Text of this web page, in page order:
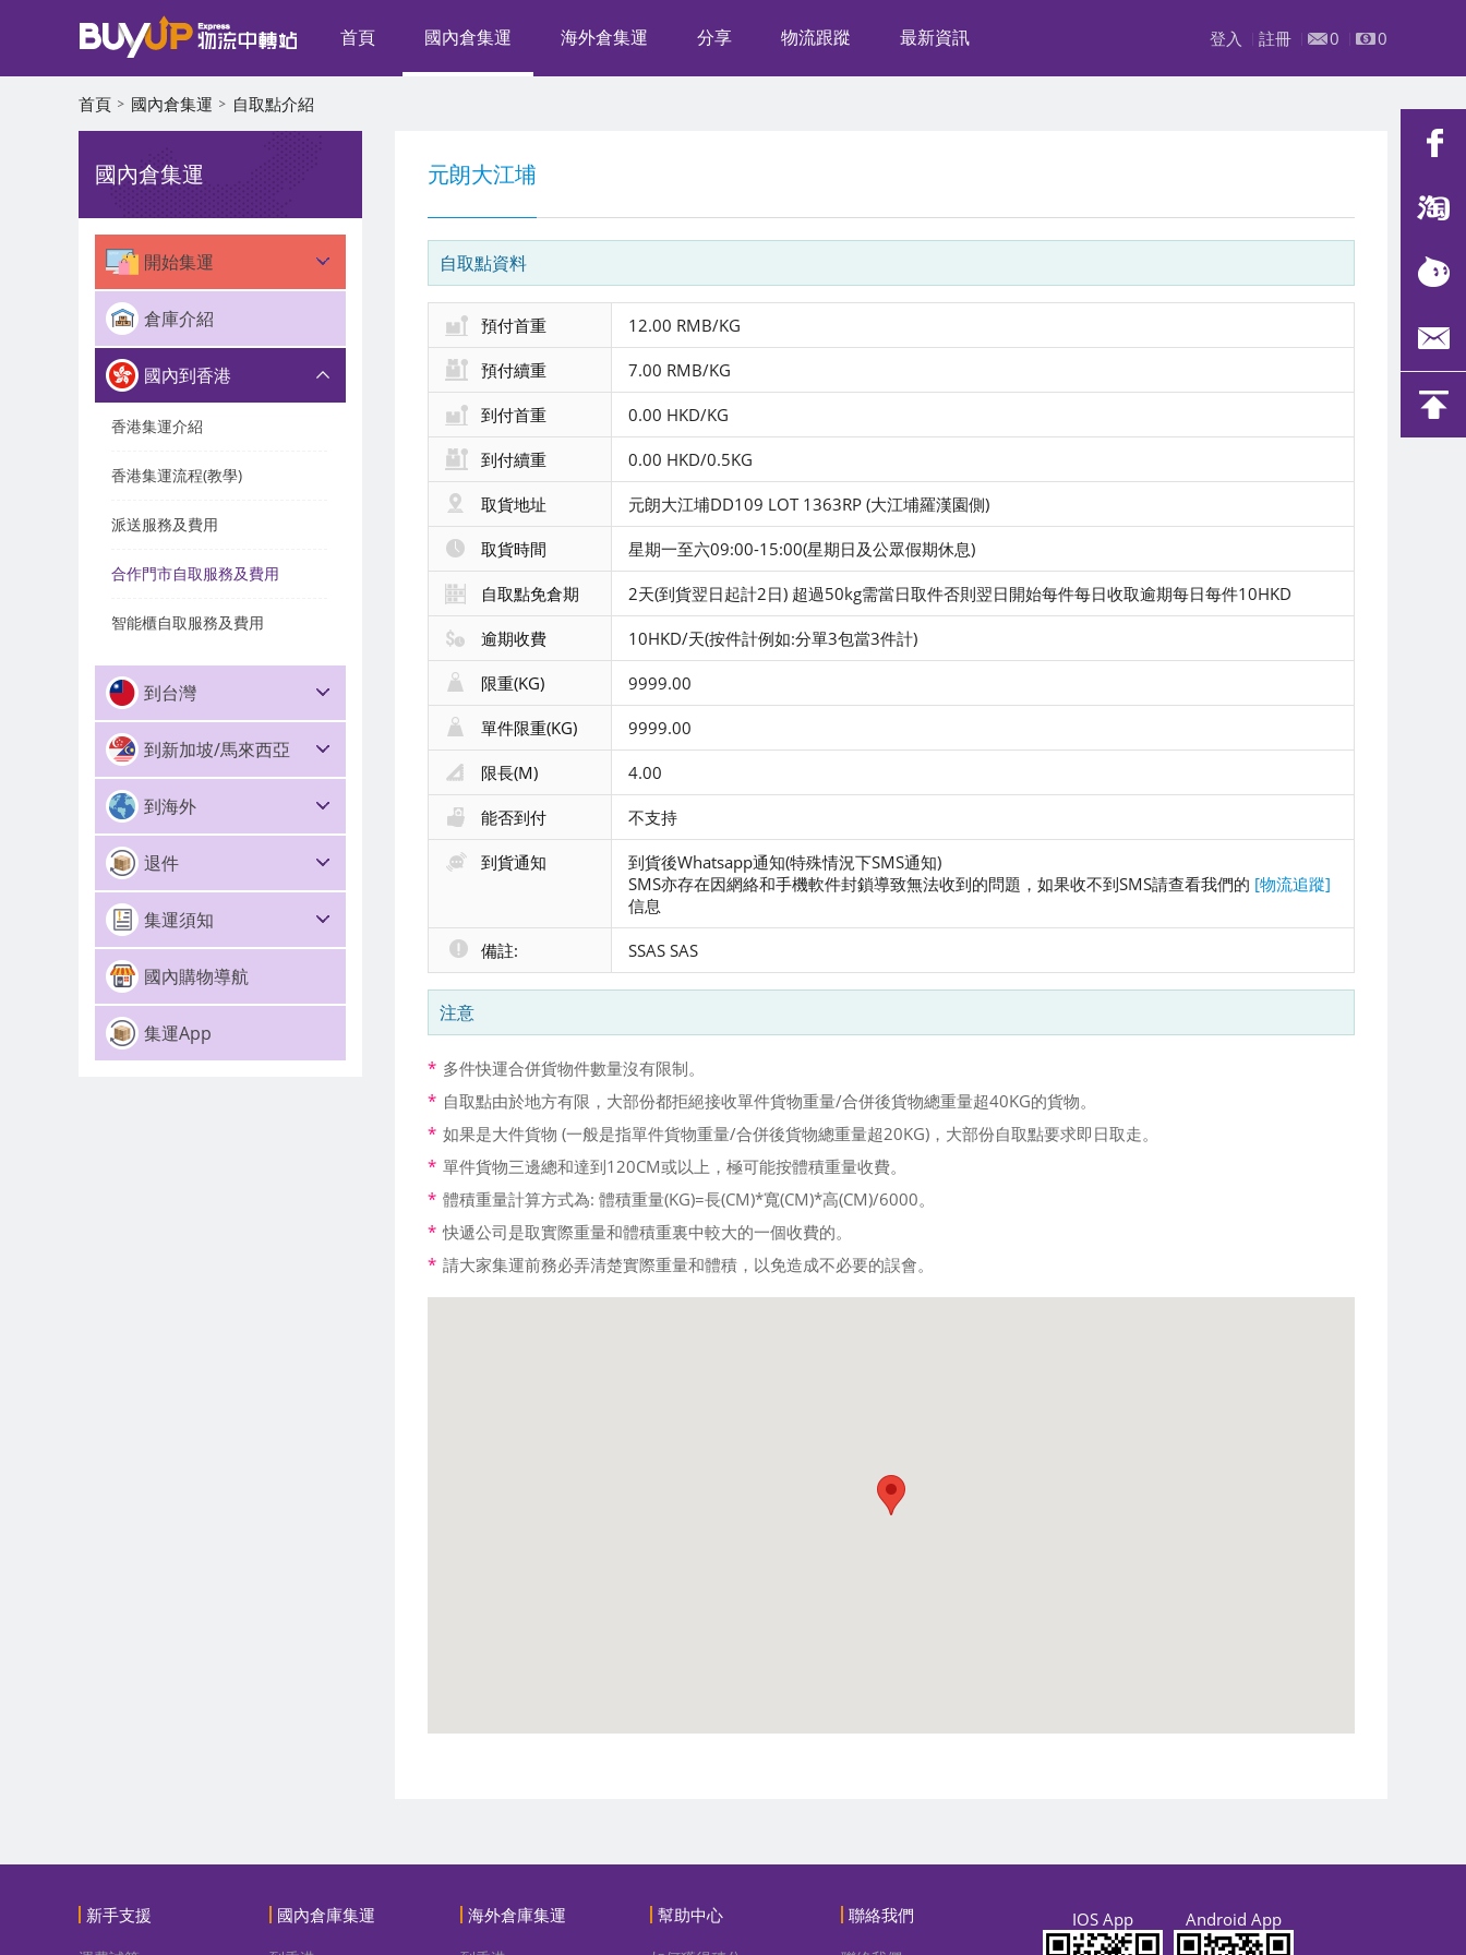
首頁 國內倉集運 海外倉集運 分享 物流跟蹤 最新資訊 登入 註冊 0 0
首頁 國內倉集運 自取點介紹
國內倉集運
開始集運
倉庫介紹
國內到香港
香港集運介紹
香港集運流程(教學)
派送服務及費用
合作門市自取服務及費用
智能櫃自取服務及費用
到台灣
到新加坡/馬來西亞
到海外
退件
集運須知
國內購物導航
集運App
元朗大江埔
自取點資料
預付首重 12.00 RMB/KG
預付續重 7.00 RMB/KG
到付首重 0.00 HKD/KG
到付續重 0.00 HKD/0.5KG
取貨地址 元朗大江埔DD109 LOT 1363RP (大江埔羅漢園側)
取貨時間 星期一至六09:00-15:00(星期日及公眾假期休息)
自取點免倉期 2天(到貨翌日起計2日) 超過50kg需當日取件否則翌日開始每件每日收取逾期每日每件10HKD
逾期收費 10HKD/天(按件計例如:分單3包當3件計)
限重(KG) 9999.00
單件限重(KG) 9999.00
限長(M) 4.00
能否到付 不支持
到貨通知
到貨後Whatsapp通知(特殊情況下SMS通知)
SMS亦存在因網絡和手機軟件封鎖導致無法收到的問題，如果收不到SMS請查看我們的 [物流追蹤]
信息
備註: SSAS SAS
注意
* 多件快運合併貨物件數量沒有限制。
* 自取點由於地方有限，大部份都拒絕接收單件貨物重量/合併後貨物總重量超40KG的貨物。
* 如果是大件貨物 (一般是指單件貨物重量/合併後貨物總重量超20KG)，大部份自取點要求即日取走。
* 單件貨物三邊總和達到120CM或以上，極可能按體積重量收費。
* 體積重量計算方式為: 體積重量(KG)=長(CM)*寬(CM)*高(CM)/6000。
* 快遞公司是取實際重量和體積重裏中較大的一個收費的。
* 請大家集運前務必弄清楚實際重量和體積，以免造成不必要的誤會。
新手支援 國內倉庫集運 海外倉庫集運 幫助中心 聯絡我們 IOS App Android App